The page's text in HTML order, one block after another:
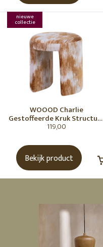
nieuwe
collectie
WOOOD Charlie
Gestoffeerde Kruk Structuur
Stof Karamelbruin [Fsc]
119,00
Bekijk product